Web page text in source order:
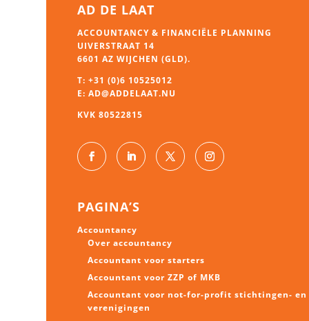
AD DE LAAT
ACCOUNTANCY & FINANCIËLE PLANNING
UIVERSTRAAT 14
6601 AZ WIJCHEN (GLD).
T: +31 (0)6 10525012
E: AD@ADDELAAT.NU
KVK 80522815
PAGINA’S
Accountancy
Over accountancy
Accountant voor starters
Accountant voor ZZP of MKB
Accountant voor not-for-profit stichtingen- en
verenigingen